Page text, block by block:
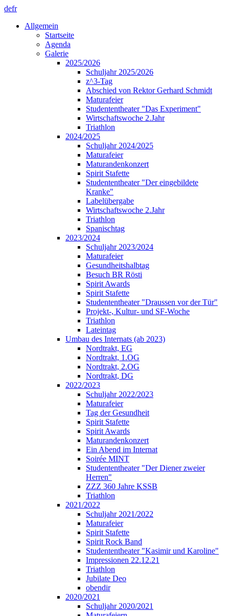
defr
Allgemein
Startseite
Agenda
Galerie
2025/2026
Schuljahr 2025/2026
z^3-Tag
Abschied von Rektor Gerhard Schmidt
Maturafeier
Studententheater "Das Experiment"
Wirtschaftswoche 2.Jahr
Triathlon
2024/2025
Schuljahr 2024/2025
Maturafeier
Maturandenkonzert
Spirit Stafette
Studententheater "Der eingebildete
Kranke"
Labelübergabe
Wirtschaftswoche 2.Jahr
Triathlon
Spanischtag
2023/2024
Schuljahr 2023/2024
Maturafeier
Gesundheitshalbtag
Besuch BR Rösti
Spirit Awards
Spirit Stafette
Studententheater "Draussen vor der Tür"
Projekt-, Kultur- und SF-Woche
Triathlon
Lateintag
Umbau des Internats (ab 2023)
Nordtrakt, EG
Nordtrakt, 1.OG
Nordtrakt, 2.OG
Nordtrakt, DG
2022/2023
Schuljahr 2022/2023
Maturafeier
Tag der Gesundheit
Spirit Stafette
Spirit Awards
Maturandenkonzert
Ein Abend im Internat
Soirée MINT
Studententheater "Der Diener zweier
Herren"
ZZZ 360 Jahre KSSB
Triathlon
2021/2022
Schuljahr 2021/2022
Maturafeier
Spirit Stafette
Spirit Rock Band
Studententheater "Kasimir und Karoline"
Impressionen 22.12.21
Triathlon
Jubilate Deo
obendir
2020/2021
Schuljahr 2020/2021